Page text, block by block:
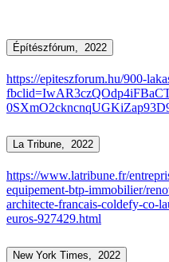
Építészfórum, 2022
https://epiteszforum.hu/900-
La Tribune, 2022
https://www.latribune.fr/
equipement-btp-immobilier/
architecte-francais-coldefy-co-
euros-927429.html
New York Times, 2022